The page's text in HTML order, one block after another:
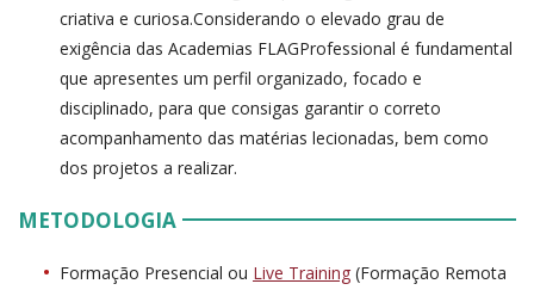
criativa e curiosa.Considerando o elevado grau de
exigência das Academias FLAGProfessional é fundamental
que apresentes um perfil organizado, focado e
disciplinado, para que consigas garantir o correto
acompanhamento das matérias lecionadas, bem como
dos projetos a realizar.
METODOLOGIA
Formação Presencial ou Live Training (Formação Remota